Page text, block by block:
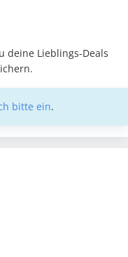
deine Lieblings-Deals
bitte ein.